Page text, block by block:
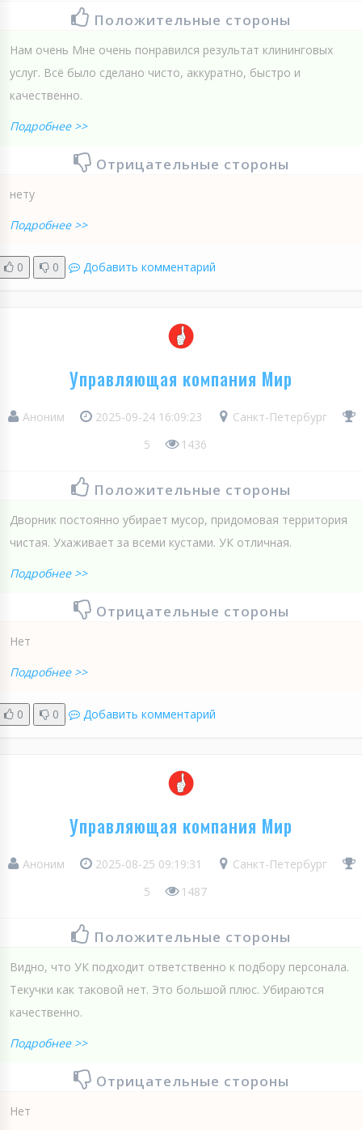
Положительные стороны
Нам очень Мне очень понравился результат клининговых
услуг. Всё было сделано чисто, аккуратно, быстро и
качественно.
Подробнее >>
Отрицательные стороны
нету
Подробнее >>
0 0 Добавить комментарий
Управляющая компания Мир
Аноним 2025-09-24 16:09:23
Санкт-Петербург
5
1436
Положительные стороны
Дворник постоянно убирает мусор, придомовая территория
чистая. Ухаживает за всеми кустами. УК отличная.
Подробнее >>
Отрицательные стороны
Нет
Подробнее >>
0 0 Добавить комментарий
Управляющая компания Мир
Аноним 2025-08-25 09:19:31
Санкт-Петербург
5
1487
Положительные стороны
Видно, что УК подходит ответственно к подбору персонала.
Текучки как таковой нет. Это большой плюс. Убираются
качественно.
Подробнее >>
Отрицательные стороны
Нет